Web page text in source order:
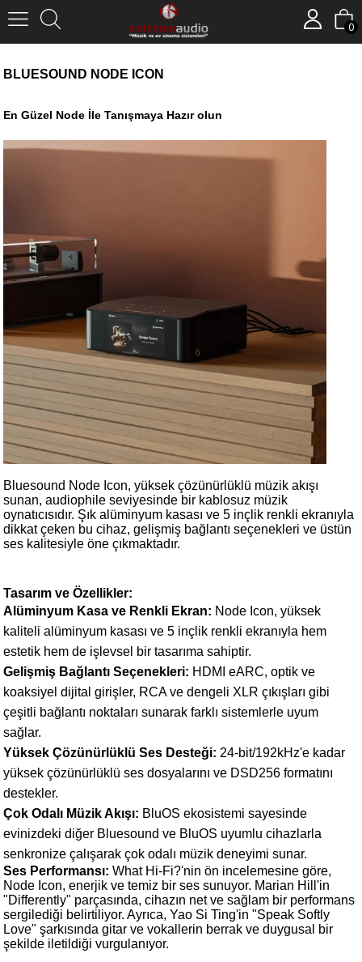
0
BLUESOUND NODE ICON
En Güzel Node İle Tanışmaya Hazır olun
Bluesound Node Icon, yüksek çözünürlüklü müzik akışı
sunan, audiophile seviyesinde bir kablosuz müzik
oynatıcısıdır. Şık alüminyum kasası ve 5 inçlik renkli ekranıyla
dikkat çeken bu cihaz, gelişmiş bağlantı seçenekleri ve üstün
ses kalitesiyle öne çıkmaktadır.
Tasarım ve Özellikler:
Alüminyum Kasa ve Renkli Ekran: Node Icon, yüksek
kaliteli alüminyum kasası ve 5 inçlik renkli ekranıyla hem
estetik hem de işlevsel bir tasarıma sahiptir.
Gelişmiş Bağlantı Seçenekleri: HDMI eARC, optik ve
koaksiyel dijital girişler, RCA ve dengeli XLR çıkışları gibi
çeşitli bağlantı noktaları sunarak farklı sistemlerle uyum
sağlar.
Yüksek Çözünürlüklü Ses Desteği: 24-bit/192kHz'e kadar
yüksek çözünürlüklü ses dosyalarını ve DSD256 formatını
destekler.
Çok Odalı Müzik Akışı: BluOS ekosistemi sayesinde
evinizdeki diğer Bluesound ve BluOS uyumlu cihazlarla
senkronize çalışarak çok odalı müzik deneyimi sunar.
Ses Performansı: What Hi-Fi?'nin ön incelemesine göre,
Node Icon, enerjik ve temiz bir ses sunuyor. Marian Hill'in
"Differently" parçasında, cihazın net ve sağlam bir performans
sergilediği belirtiliyor. Ayrıca, Yao Si Ting'in "Speak Softly
Love" şarkısında gitar ve vokallerin berrak ve duygusal bir
şekilde iletildiği vurgulanıyor.